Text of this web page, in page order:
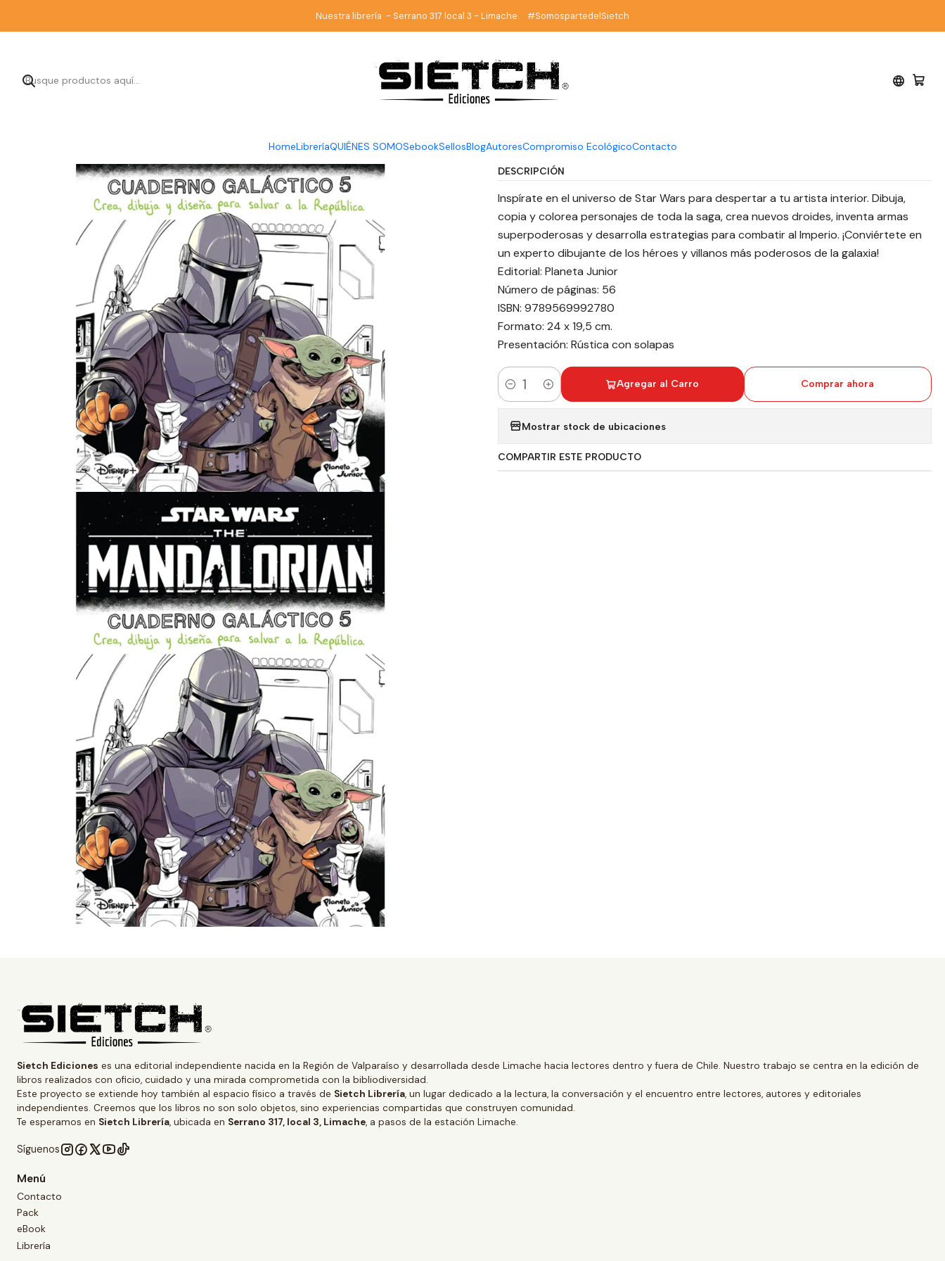
HomeLibreríaQUIÉNES SOMOSebookSellosBlogAutoresCompromiso EcológicoContacto
Nuestra librería - Serrano 317 local 3 - Limache. #SomospartedelSietch
Librería Fantasía The Mandalorian. Cuaderno Galactico #5 - Disney - Planeta junior
|
The Mandalorian. Cuaderno
Galactico #5 - Disney - Planeta
junior
DESCRIPCIÓN
Inspírate en el universo de Star Wars para despertar a tu artista interior. Dibuja,
copia y colorea personajes de toda la saga, crea nuevos droides, inventa armas
superpoderosas y desarrolla estrategias para combatir al Imperio. ¡Conviértete en
un experto dibujante de los héroes y villanos más poderosos de la galaxia!
Editorial: Planeta Junior
Número de páginas: 56
ISBN: 9789569992780
Formato: 24 x 19,5 cm.
Presentación: Rústica con solapas
Cantidad
Agregar al Carro Comprar ahora
Mostrar stock de ubicaciones
COMPARTIR ESTE PRODUCTO
Sietch Ediciones es una editorial independiente nacida en la Región de Valparaíso y desarrollada desde Limache hacia lectores dentro y fuera de Chile. Nuestro trabajo se centra en la edición de
libros realizados con oficio, cuidado y una mirada comprometida con la bibliodiversidad.
Este proyecto se extiende hoy también al espacio físico a través de Sietch Librería, un lugar dedicado a la lectura, la conversación y el encuentro entre lectores, autores y editoriales
independientes. Creemos que los libros no son solo objetos, sino experiencias compartidas que construyen comunidad.
Te esperamos en Sietch Librería, ubicada en Serrano 317, local 3, Limache, a pasos de la estación Limache.
Síguenos
Menú
Contacto
Pack
eBook
Librería